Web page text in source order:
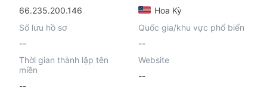
66.235.200.146
Hoa Kỳ
Số lưu hồ sơ
--
Quốc gia/khu vực phổ biến
--
Thời gian thành lập tên
miền
--
Website
--